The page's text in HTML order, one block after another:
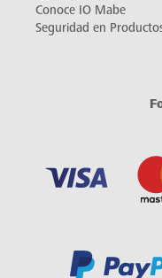
Conoce IO Mabe
Seguridad en